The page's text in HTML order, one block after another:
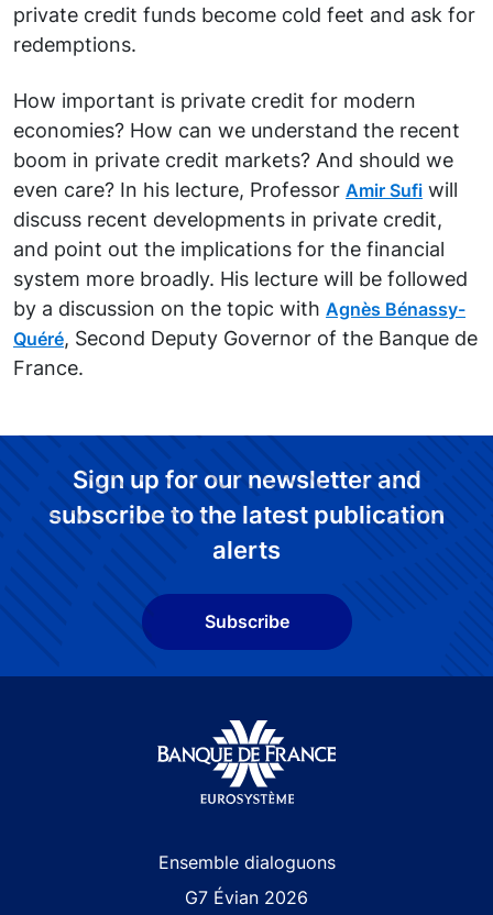
private credit funds become cold feet and ask for
redemptions.
How important is private credit for modern
economies? How can we understand the recent
boom in private credit markets? And should we
even care? In his lecture, Professor Amir Sufi will
discuss recent developments in private credit,
and point out the implications for the financial
system more broadly. His lecture will be followed
by a discussion on the topic with Agnès Bénassy-
Quéré, Second Deputy Governor of the Banque de
France.
Sign up for our newsletter and
subscribe to the latest publication
alerts
Subscribe
Ensemble dialoguons
G7 Évian 2026